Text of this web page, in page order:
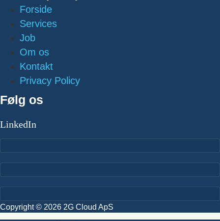
Forside
Services
Job
Om os
Kontakt
Privacy Policy
Følg os
LinkedIn
Copyright © 2026 2G Cloud ApS